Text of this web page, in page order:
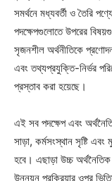
সমর্থনে মধ্যবর্তী ও তৈরি
পদক্ষেপগুলোতে উপরের
সৃজনশীল অর্থনীতিকে
এবং তথ্যপ্রযুক্তি-নির্ভর
প্রস্তাব করা হয়েছে।
এই সব পদক্ষেপ এবং
সাড়া, কর্মসংস্থান সৃষ্টি এবং
হবে। এছাড়া উচ্চ
উন্নয়ন প্রক্রিয়ার ওপর